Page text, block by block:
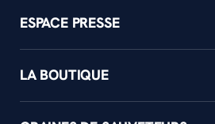
ESPACE PRESSE
LA BOUTIQUE